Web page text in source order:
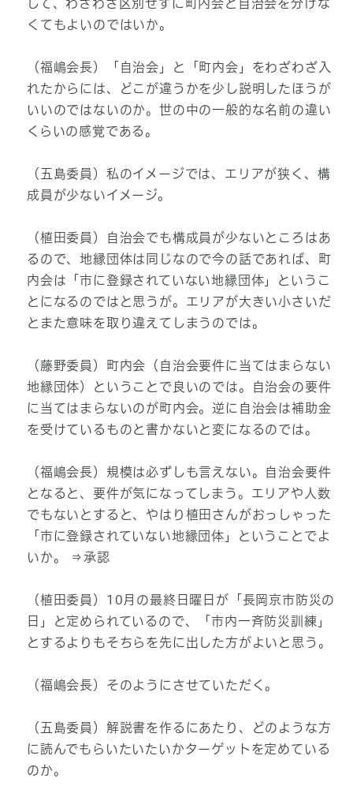
して、わざわざ区別せずに町内会と自治会を分けな
くてもよいのではいか。
（福嶋会長）「自治会」と「町内会」をわざわざ入
れたからには、どこが違うかを少し説明したほうが
いいのではないのか。世の中の一般的な名前の違い
くらいの感覚である。
（五島委員）私のイメージでは、エリアが狭く、構
成員が少ないイメージ。
（植田委員）自治会でも構成員が少ないところはあ
るので、地縁団体は同じなので今の話であれば、町
内会は「市に登録されていない地縁団体」というこ
とになるのではと思うが。エリアが大きい小さいだ
とまた意味を取り違えてしまうのでは。
（藤野委員）町内会（自治会要件に当てはまらない
地縁団体）ということで良いのでは。自治会の要件
に当てはまらないのが町内会。逆に自治会は補助金
を受けているものと書かないと変になるのでは。
（福嶋会長）規模は必ずしも言えない。自治会要件
となると、要件が気になってしまう。エリアや人数
でもないとすると、やはり植田さんがおっしゃった
「市に登録されていない地縁団体」ということでよ
いか。 ⇒承認
（植田委員）10月の最終日曜日が「長岡京市防災の
日」と定められているので、「市内一斉防災訓練」
とするよりもそちらを先に出した方がよいと思う。
（福嶋会長）そのようにさせていただく。
（五島委員）解説書を作るにあたり、どのような方
に読んでもらいたいたいかターゲットを定めている
のか。